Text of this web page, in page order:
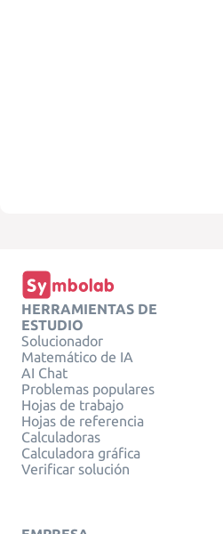
HERRAMIENTAS DE
ESTUDIO
Solucionador
Matemático de IA
AI Chat
Problemas populares
Hojas de trabajo
Hojas de referencia
Calculadoras
Calculadora gráfica
Verificar solución